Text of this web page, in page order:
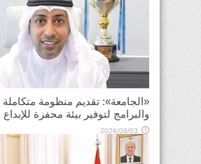
«الجامعة»: تقديم منظومة
والبرامج لتوفير بيئة محفزة للإبداع
2026/08/03